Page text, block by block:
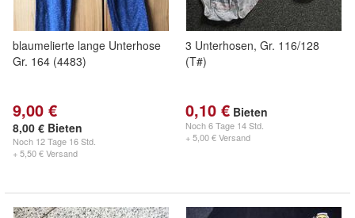
blaumelierte lange Unterhose
Gr. 164 (4483)
9,00 €
8,00 € Bieten
Noch 12 Tage 16 Std.
+ 5,50 € Versand
3 Unterhosen, Gr. 116/128
(T#)
0,10 € Bieten
Noch6 Tage 14 Std.
+ 5,00 € Versand